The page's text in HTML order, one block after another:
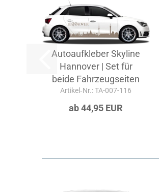
Autoaufkleber Skyline
Hannover | Set für
beide Fahrzeugseiten
Artikel‑Nr.: TA-007-116
ab 44,95 EUR